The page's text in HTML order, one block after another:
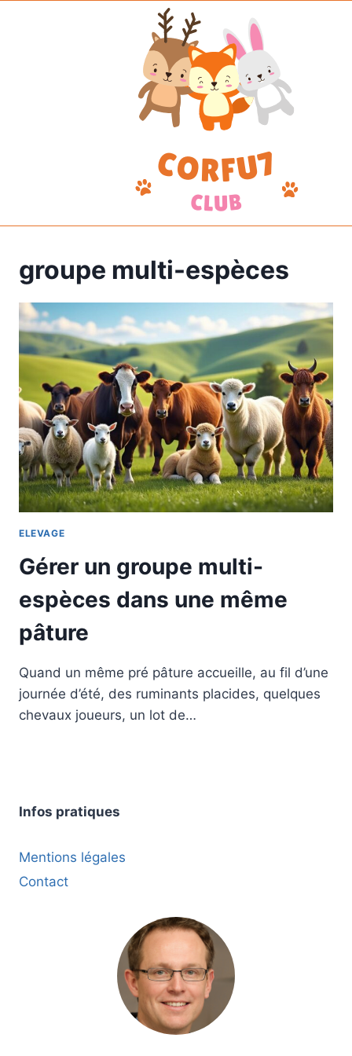
groupe multi-espèces
ELEVAGE
Gérer un groupe multi-
espèces dans une même
pâture
Quand un même pré pâture accueille, au fil d’une
journée d’été, des ruminants placides, quelques
chevaux joueurs, un lot de…
Infos pratiques
Mentions légales
Contact